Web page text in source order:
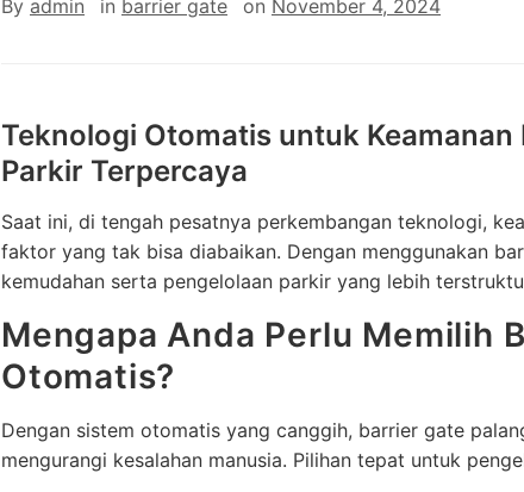
By admin in barrier gate on November 4, 2024
Teknologi Otomatis untuk
Parkir Terpercaya
Saat ini, di tengah pesatnya perkembangan teknologi,
faktor yang tak bisa diabaikan. Dengan menggunakan
kemudahan serta pengelolaan parkir yang lebih
Mengapa Anda Perlu Memilih
Otomatis?
Dengan sistem otomatis yang canggih, barrier gate
mengurangi kesalahan manusia. Pilihan tepat untuk